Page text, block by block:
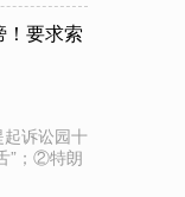
！要求索
诉讼园十
”；②特朗